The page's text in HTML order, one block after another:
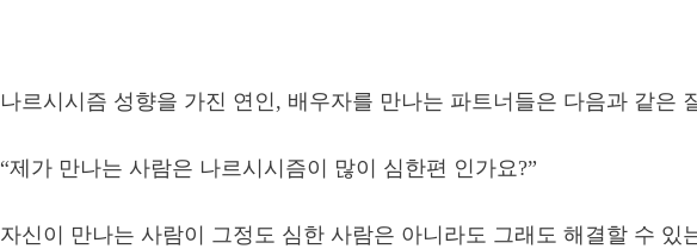
나르시시즘 성향을 가진 연인, 배우자를 만나는 파트너들은 다음과 같은
“제가 만나는 사람은 나르시시즘이 많이 심한편 인가요?”
자신이 만나는 사람이 그정도 심한 사람은 아니라도 그래도 해결할 수 있